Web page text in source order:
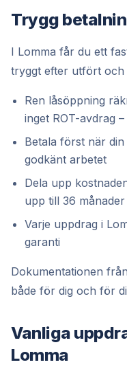
Trygg
I Lomma får du ett
tryggt efter utfört och
Ren låsöppning
inget ROT-avdrag
Betala först när
godkänt arbetet
Dela upp
upp till 36 månader
Varje uppdrag i
garanti
Dokumentationen
både för dig och för
Vanliga
Lomma